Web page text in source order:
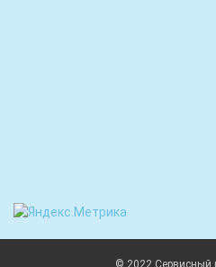
© 2022 Сервисный